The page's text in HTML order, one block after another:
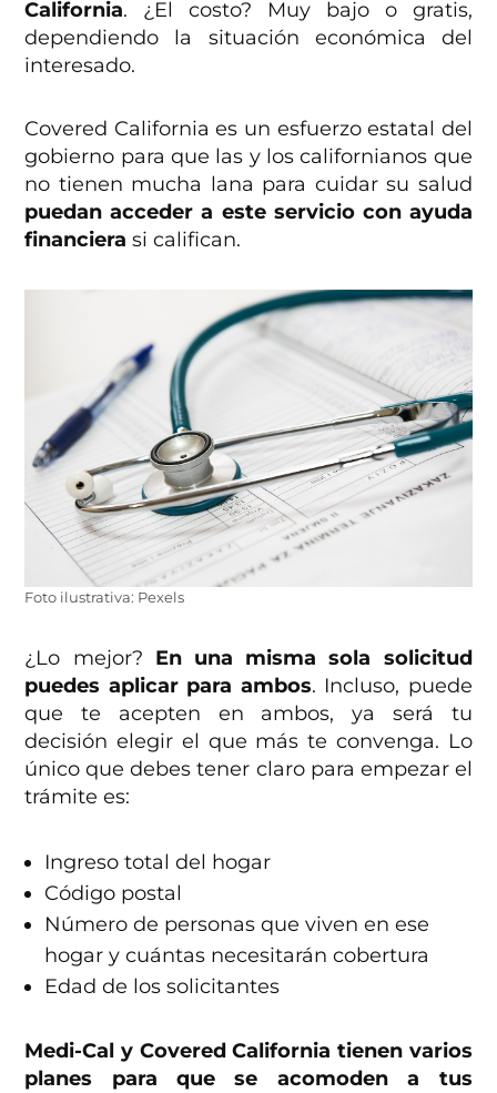
California. ¿El costo? Muy bajo o gratis,
dependiendo la situación económica del
interesado.
Covered California es un esfuerzo estatal del
gobierno para que las y los californianos que
no tienen mucha lana para cuidar su salud
puedan acceder a este servicio con ayuda
financiera si califican.
Foto ilustrativa: Pexels
¿Lo mejor? En una misma sola solicitud
puedes aplicar para ambos. Incluso, puede
que te acepten en ambos, ya será tu
decisión elegir el que más te convenga. Lo
único que debes tener claro para empezar el
trámite es:
Ingreso total del hogar
Código postal
Número de personas que viven en ese
hogar y cuántas necesitarán cobertura
Edad de los solicitantes
Medi-Cal y Covered California tienen varios
planes para que se acomoden a tus